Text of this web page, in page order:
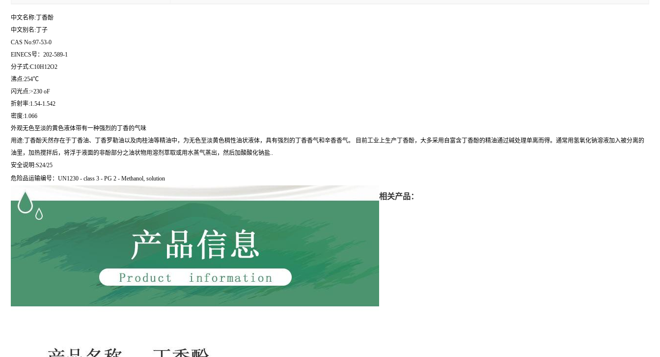
中文名称:丁香酚
中文别名:丁子
CAS No:97-53-0
EINECS号：202-589-1
分子式:C10H12O2
沸点:254℃
闪光点:>230 oF
折射率:1.54-1.542
密度:1.066
外观无色至淡的黄色液体带有一种强烈的丁香的气味
用途:丁香酚天然存在于丁香油、丁香罗勒油以及肉桂油等精油中，为无色至淡黄色稠性油状液体，具有强烈的丁香香气和辛香香气。 目前工业上生产丁香酚，大多采用自富含丁香酚的精油通过碱处理单离而得。通常用氢氧化钠溶液加入被分离的
油里，加热搅拌后，将浮于液面的非酚部分之油状物用溶剂萃取或用水蒸气蒸出，然后加酸酸化钠盐..
安全说明:S24/25
危险品运输编号：UN1230 - class 3 - PG 2 - Methanol, solution
相关产品：